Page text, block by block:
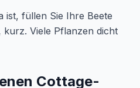
ist, füllen Sie Ihre Beete
Viele Pflanzen dicht
Cottage-